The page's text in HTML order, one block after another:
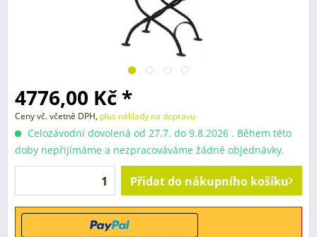
4776,00 Kč *
Ceny vč. včetně DPH, plus náklady na dopravu
Celozávodní dovolená od 27.7. do 9.8.2026 . Během této
doby nepřijímáme a nezpracováváme žádné objednávky.
Přidat do nákupního košíku